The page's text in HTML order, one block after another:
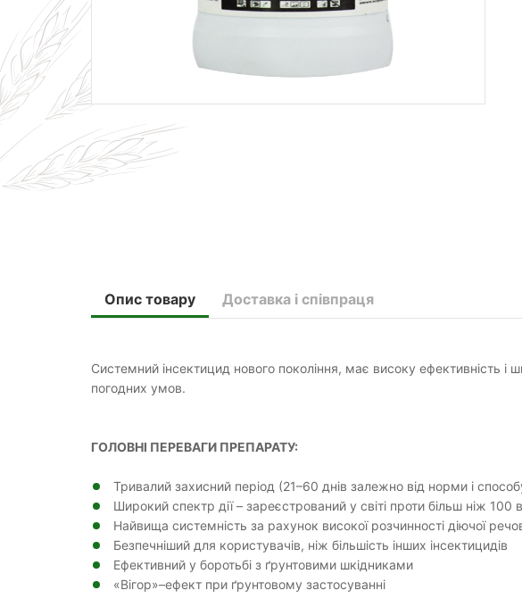
Опис товару Доставка і співпраця
Системний інсектицид нового покоління, має високу ефективність і
погодних умов.
ГОЛОВНІ ПЕРЕВАГИ ПРЕПАРАТУ:
Тривалий захисний період (21–60 днів залежно від норми і
Широкий спектр дії – зареєстрований у світі проти більш ніж 100
Найвища системність за рахунок високої розчинності діючої
Безпечніший для користувачів, ніж більшість інших інсектицидів
Ефективний у боротьбі з ґрунтовими шкідниками
«Вігор»–ефект при ґрунтовому застосуванні